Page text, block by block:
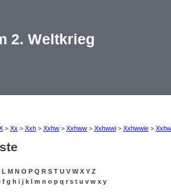
2. Weltkrieg
> Xx > Xxh > Xxhw > Xxhww > Xxhwwi > Xxhwwie >
L M N O P Q R S T U V W X Y Z
f g h i j k l m n o p q r s t u v w x y